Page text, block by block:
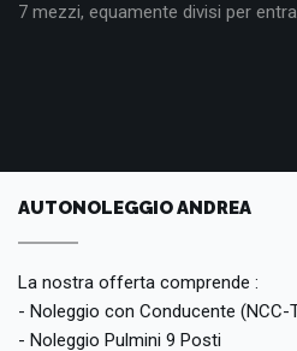
7 mezzi, equamente divisi per
AUTONOLEGGIO ANDREA
La nostra offerta comprende :
- Noleggio con Conducente (NCC-
- Noleggio Pulmini 9 Posti